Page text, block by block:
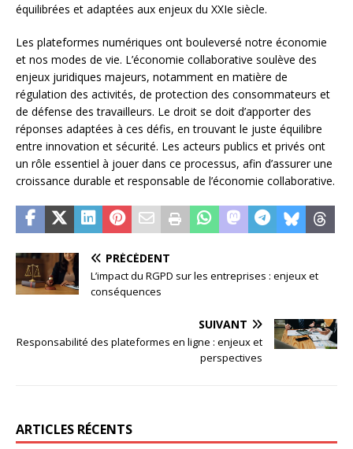
équilibrées et adaptées aux enjeux du XXIe siècle.
Les plateformes numériques ont bouleversé notre économie
et nos modes de vie. L’économie collaborative soulève des
enjeux juridiques majeurs, notamment en matière de
régulation des activités, de protection des consommateurs et
de défense des travailleurs. Le droit se doit d’apporter des
réponses adaptées à ces défis, en trouvant le juste équilibre
entre innovation et sécurité. Les acteurs publics et privés ont
un rôle essentiel à jouer dans ce processus, afin d’assurer une
croissance durable et responsable de l’économie collaborative.
PRÉCÉDENT
L’impact du RGPD sur les entreprises : enjeux et
conséquences
SUIVANT
Responsabilité des plateformes en ligne : enjeux et
perspectives
ARTICLES RÉCENTS